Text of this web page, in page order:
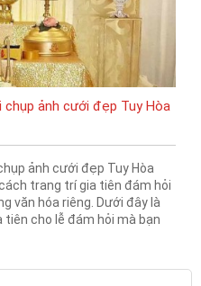
ảnh cưới đẹp Tuy Hòa
ảnh cưới đẹp Tuy Hòa
trang trí gia tiên đám hỏi
văn hóa riêng. Dưới đây là
cho lễ đám hỏi mà bạn